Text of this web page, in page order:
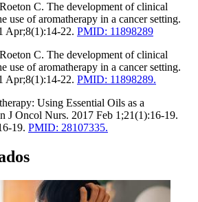
C. The development of clinical
use of aromatherapy in a cancer setting.
Apr;8(1):14-22. PMID: 11898289
C. The development of clinical
use of aromatherapy in a cancer setting.
Apr;8(1):14-22. PMID: 11898289.
Using Essential Oils as a
J Oncol Nurs. 2017 Feb 1;21(1):16-19.
19. PMID: 28107335.